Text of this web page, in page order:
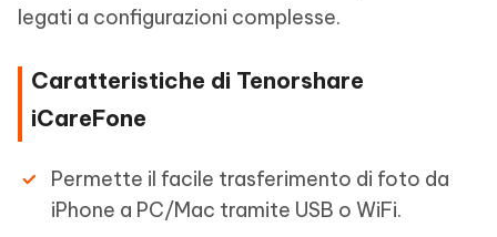
legati a configurazioni complesse.
Caratteristiche di Tenorshare
iCareFone
Permette il facile trasferimento di foto da
iPhone a PC/Mac tramite USB o WiFi.